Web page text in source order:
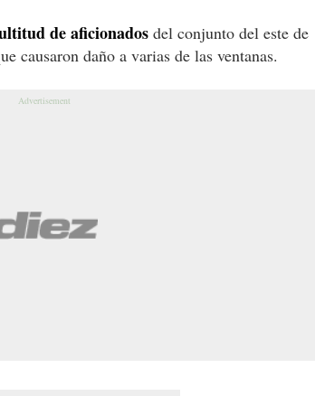
de aficionados del conjunto del este de
causaron daño a varias de las ventanas.